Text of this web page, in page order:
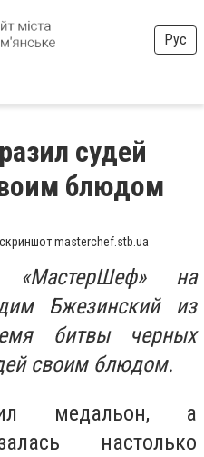
Рус
судей
блюдом
masterchef.stb.ua
«МастерШеф» на
Бжезинский из
битвы черных
своим блюдом.
медальон, а
настолько